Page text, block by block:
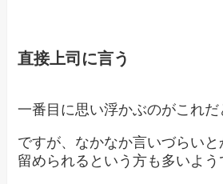
直接上司に言う
一番目に思い浮かぶのがこれだ
ですが、なかなか言いづらいと
留められるという方も多いよう